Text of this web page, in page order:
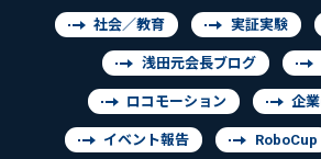
社会／教育 実証実験
浅田元会長ブログ
ロコモーション 企
イベント報告 RoboCup